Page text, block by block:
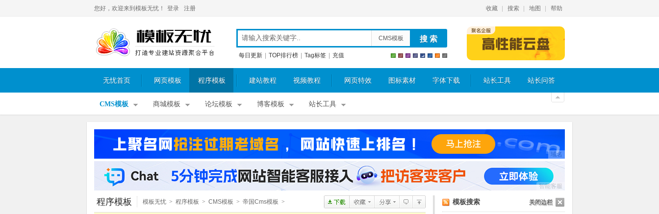
您好，欢迎来到模板无忧！ 登录 注册 收藏 搜索 地图 帮助
CMS模板
每日更新 TOP排行榜 Tag标签 充值
无忧首页 网页模板 程序模板 建站教程 视频教程 网页特效 图标素材 字体下载 站长工具 站长问答
CMS模板 商城模板 论坛模板 博客模板 站长工具
域名
智能客服
关闭边栏
程序模板 模板无忧 > 程序模板 > CMS模板 > 帝国Cms模板 > 模板搜索